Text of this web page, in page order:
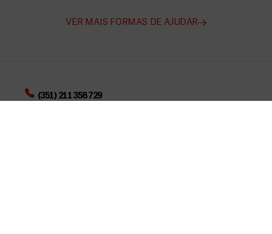
VER MAIS FORMAS DE AJUDAR
(351) 211 358 729